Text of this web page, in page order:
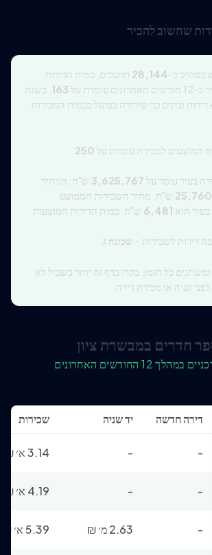
שחשוב להכיר
בסה״כ כ-28,144 תושבים, כמות הדירות
עומדת על
163 , בשנה
דירות ובתים כך שירידה בפועל בכמות המכירות
המוצעים למכירה עומדת על 250
בעיר עומד על 3,625,767 ש"ח, המחיר
25,760 ש"ח, מחיר השכירות הממוצע
הוא 6,481 ש"ח, כמות הדירות המוצעות
דירות לשכירות - שכונה ג
ומשתנים כל הזמן, בקרו בדף זה יותר בשביל לא
קניה או מכירת דירה.
חדרים במבשרת ציון
החודשים האחרונים
דירה חדשה יד שניה שכירות
-
- 3.14 א׳ ₪
-
- 4.19 א׳ ₪
- 2.63 מ׳ ₪ 5.39 א׳ ₪